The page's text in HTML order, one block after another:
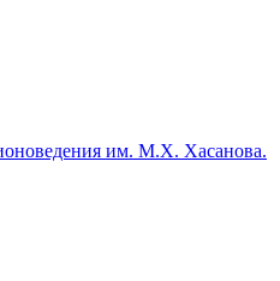
им. М.Х. Хасанова.